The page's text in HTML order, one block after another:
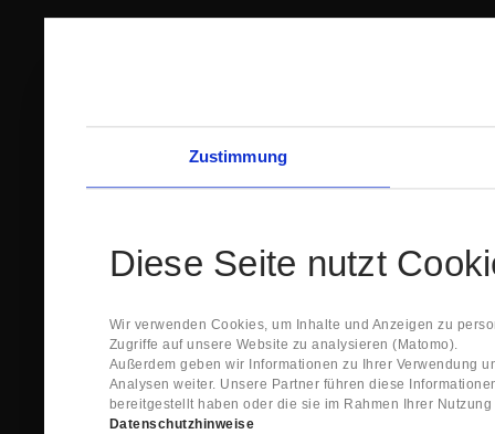
Zustimmung
Diese Seite nutzt
Wir verwenden Cookies, um Inhalte und Anzeigen zu
Zugriffe auf unsere Website zu analysieren (Matomo).
Außerdem geben wir Informationen zu Ihrer Verwendung
Analysen weiter. Unsere Partner führen diese
bereitgestellt haben oder die sie im Rahmen Ihrer
Datenschutzhinweise